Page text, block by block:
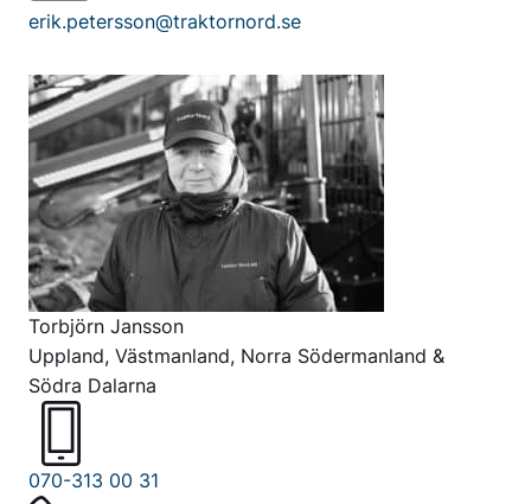
erik.petersson@traktornord.se
Torbjörn Jansson
Uppland, Västmanland, Norra Södermanland &
Södra Dalarna
070-313 00 31